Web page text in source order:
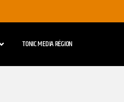
TONIC MEDIA RÉGION